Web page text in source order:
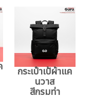
กระเป๋าเป้ผ้าแค
นวาส
สีกรมท่า